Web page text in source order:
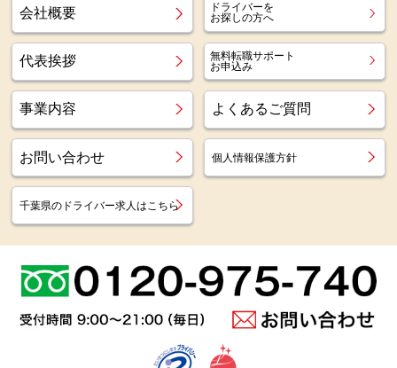
会社概要
ドライバーを
お探しの方へ
代表挨拶
無料転職サポート
お申込み
事業内容 よくあるご質問
お問い合わせ 個人情報保護方針
千葉県のドライバー求人はこちら